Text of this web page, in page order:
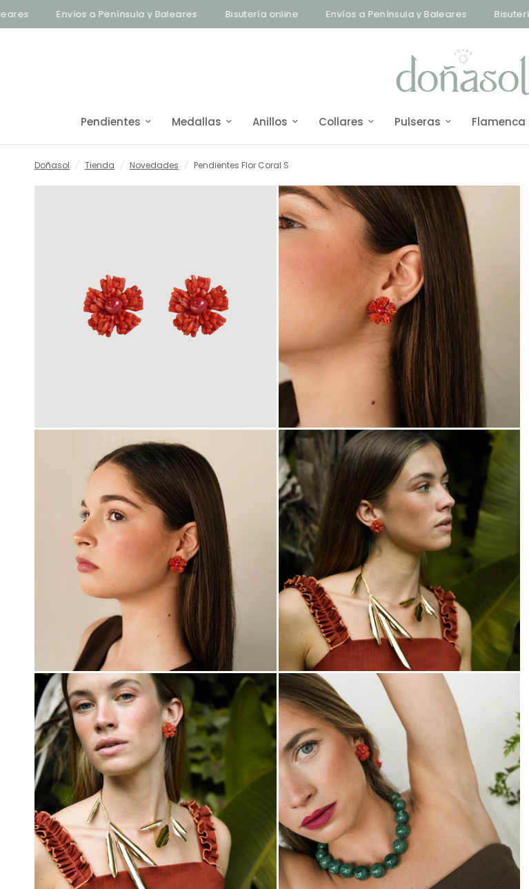
Envíos a Península y Baleares Bisutería online Envíos a Península y Baleares Bisutería online
Pendientes Medallas Anillos Collares Pulseras Flamenca
Doñasol / Tienda / Novedades / Pendientes Flor Coral S